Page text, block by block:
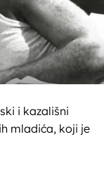
i kazališni
mladića, koji je